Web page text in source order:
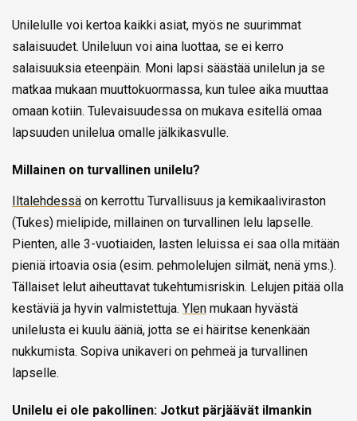
Unilelulle voi kertoa kaikki asiat, myös ne suurimmat
salaisuudet. Unileluun voi aina luottaa, se ei kerro
salaisuuksia eteenpäin. Moni lapsi säästää unilelun ja se
matkaa mukaan muuttokuormassa, kun tulee aika muuttaa
omaan kotiin. Tulevaisuudessa on mukava esitellä omaa
lapsuuden unilelua omalle jälkikasvulle.
Millainen on turvallinen unilelu?
Iltalehdessä on kerrottu Turvallisuus ja kemikaaliviraston
(Tukes) mielipide, millainen on turvallinen lelu lapselle.
Pienten, alle 3-vuotiaiden, lasten leluissa ei saa olla mitään
pieniä irtoavia osia (esim. pehmolelujen silmät, nenä yms.).
Tällaiset lelut aiheuttavat tukehtumisriskin. Lelujen pitää olla
kestäviä ja hyvin valmistettuja. Ylen mukaan hyvästä
unilelusta ei kuulu ääniä, jotta se ei häiritse kenenkään
nukkumista. Sopiva unikaveri on pehmeä ja turvallinen
lapselle.
Unilelu ei ole pakollinen: Jotkut pärjäävät ilmankin